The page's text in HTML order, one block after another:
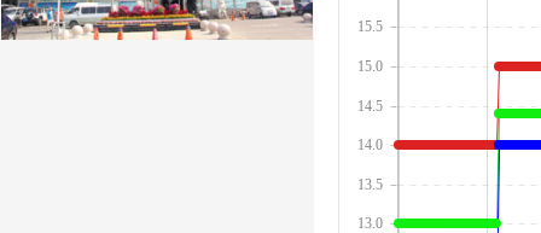
13.0
13.5
14.0
14.5
15.0
15.5